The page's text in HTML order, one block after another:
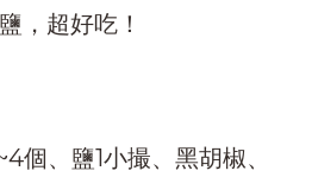
，超好吃！
個、鹽1小撮、黑胡椒、